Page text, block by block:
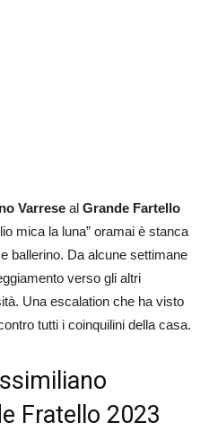
Varrese al Grande Fartello
mica la luna” oramai è stanca
ballerino. Da alcune settimane
verso gli altri
Una escalation che ha visto
tutti i coinquilini della casa.
Fratello 2023